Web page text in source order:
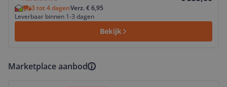
3 tot 4 dagenVerz. € 6,95
Leverbaar binnen 1-3 dagen
Bekijk
Marketplace aanbod